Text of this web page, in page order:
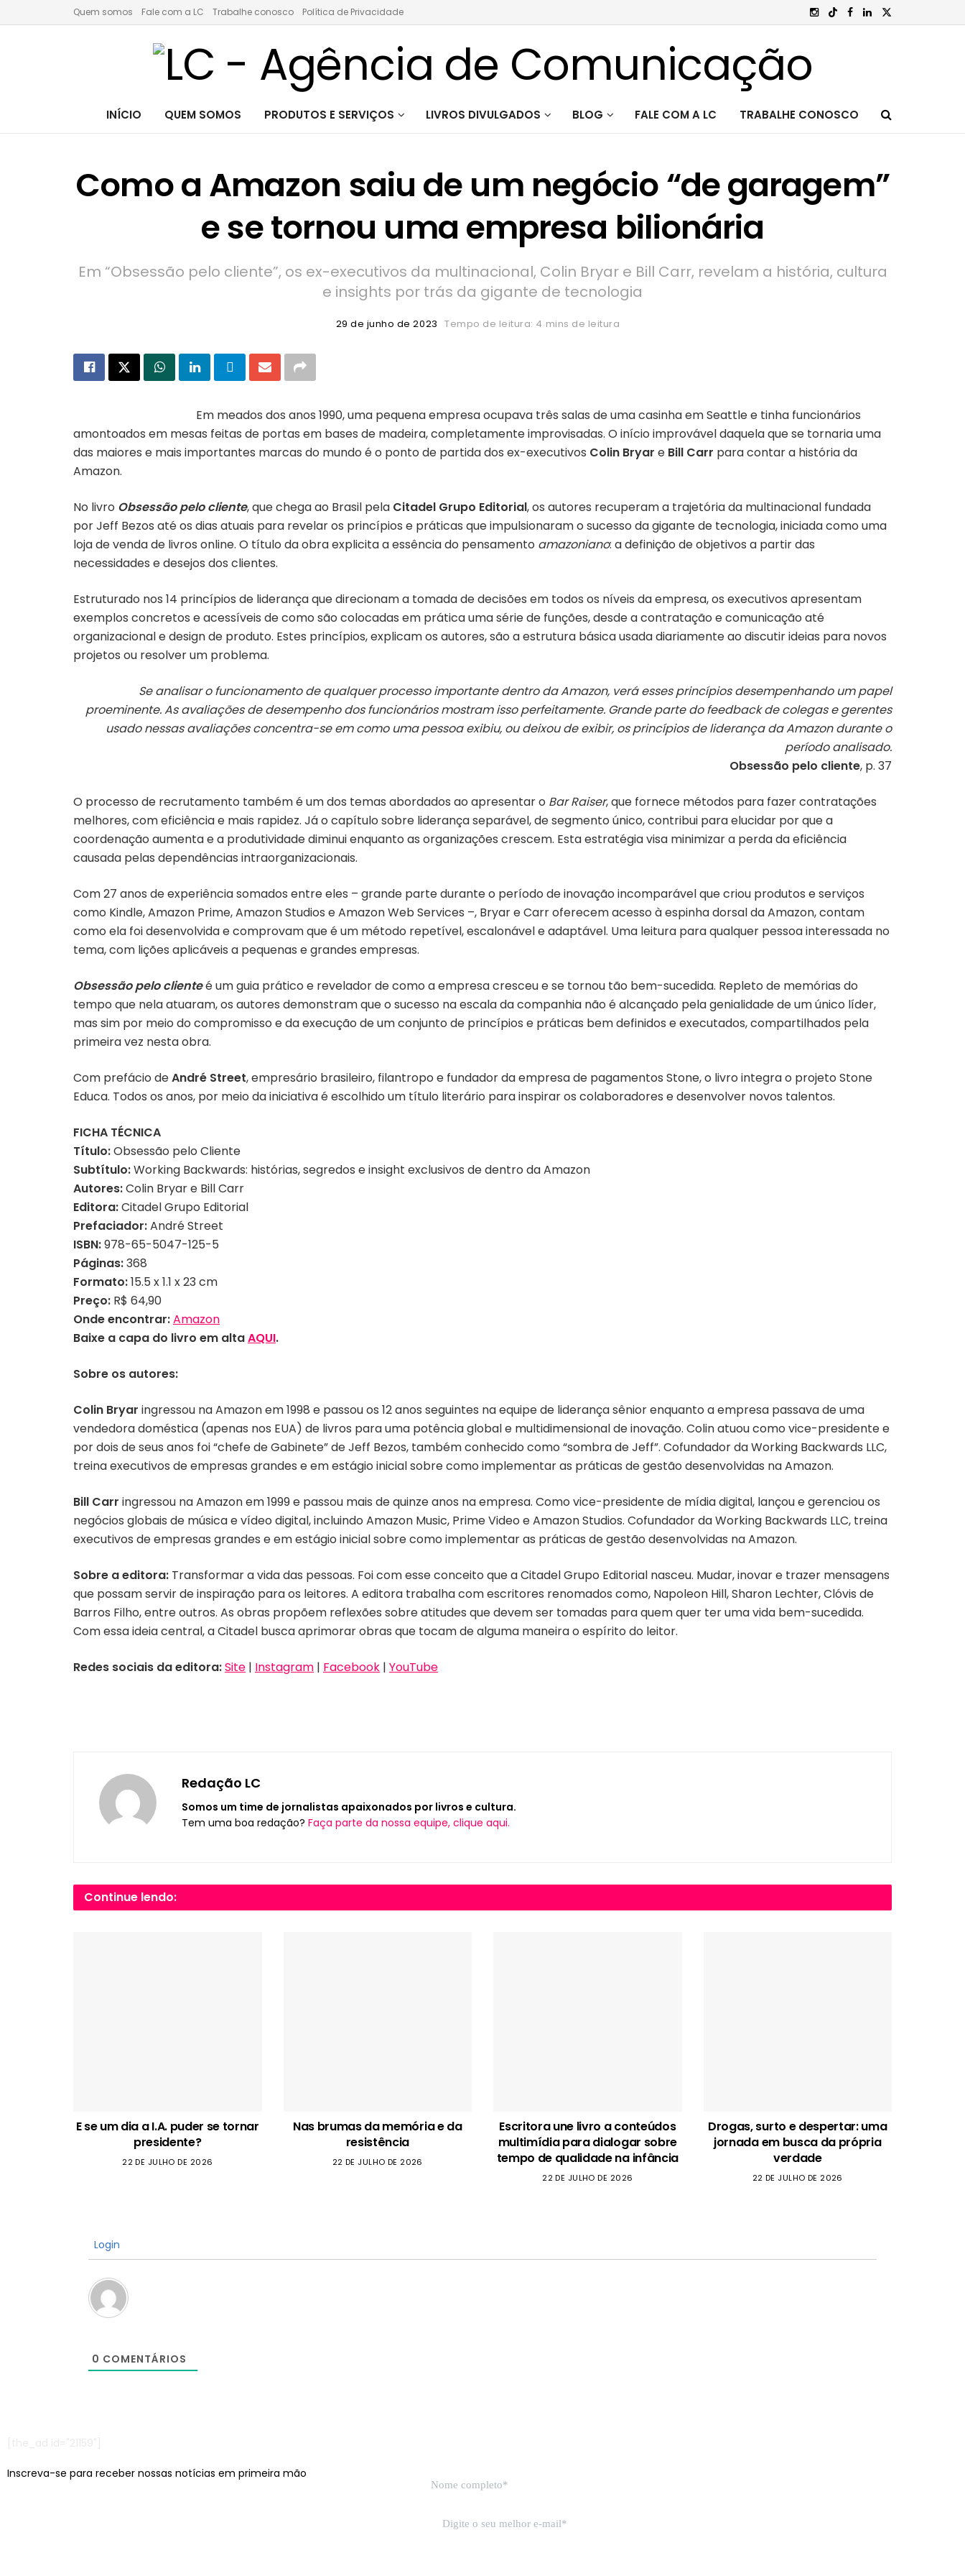
Quem somos Fale com a LC Trabalhe conosco Política de Privacidade
INÍCIO QUEM SOMOS PRODUTOS E SERVIÇOS LIVROS DIVULGADOS BLOG FALE COM A LC TRABALHE CONOSCO
Como a Amazon saiu de um negócio “de garagem”
e se tornou uma empresa bilionária
Em “Obsessão pelo cliente”, os ex-executivos da multinacional, Colin Bryar e Bill Carr, revelam a história, cultura
e insights por trás da gigante de tecnologia
29 de junho de 2023 Tempo de leitura: 4 mins de leitura
Em meados dos anos 1990, uma pequena empresa ocupava três salas de uma casinha em Seattle e tinha funcionários
amontoados em mesas feitas de portas em bases de madeira, completamente improvisadas. O início improvável daquela que se tornaria uma
das maiores e mais importantes marcas do mundo é o ponto de partida dos ex-executivos Colin Bryar e Bill Carr para contar a história da
Amazon.
No livro Obsessão pelo cliente, que chega ao Brasil pela Citadel Grupo Editorial, os autores recuperam a trajetória da multinacional fundada
por Jeff Bezos até os dias atuais para revelar os princípios e práticas que impulsionaram o sucesso da gigante de tecnologia, iniciada como uma
loja de venda de livros online. O título da obra explicita a essência do pensamento amazoniano: a definição de objetivos a partir das
necessidades e desejos dos clientes.
Estruturado nos 14 princípios de liderança que direcionam a tomada de decisões em todos os níveis da empresa, os executivos apresentam
exemplos concretos e acessíveis de como são colocadas em prática uma série de funções, desde a contratação e comunicação até
organizacional e design de produto. Estes princípios, explicam os autores, são a estrutura básica usada diariamente ao discutir ideias para novos
projetos ou resolver um problema.
Se analisar o funcionamento de qualquer processo importante dentro da Amazon, verá esses princípios desempenhando um papel
proeminente. As avaliações de desempenho dos funcionários mostram isso perfeitamente. Grande parte do feedback de colegas e gerentes
usado nessas avaliações concentra-se em como uma pessoa exibiu, ou deixou de exibir, os princípios de liderança da Amazon durante o
período analisado.
Obsessão pelo cliente, p. 37
O processo de recrutamento também é um dos temas abordados ao apresentar o Bar Raiser, que fornece métodos para fazer contratações
melhores, com eficiência e mais rapidez. Já o capítulo sobre liderança separável, de segmento único, contribui para elucidar por que a
coordenação aumenta e a produtividade diminui enquanto as organizações crescem. Esta estratégia visa minimizar a perda da eficiência
causada pelas dependências intraorganizacionais.
Com 27 anos de experiência somados entre eles – grande parte durante o período de inovação incomparável que criou produtos e serviços
como Kindle, Amazon Prime, Amazon Studios e Amazon Web Services –, Bryar e Carr oferecem acesso à espinha dorsal da Amazon, contam
como ela foi desenvolvida e comprovam que é um método repetível, escalonável e adaptável. Uma leitura para qualquer pessoa interessada no
tema, com lições aplicáveis a pequenas e grandes empresas.
Obsessão pelo clienteé um guia prático e revelador de como a empresa cresceu e se tornou tão bem-sucedida. Repleto de memórias do
tempo que nela atuaram, os autores demonstram que o sucesso na escala da companhia não é alcançado pela genialidade de um único líder,
mas sim por meio do compromisso e da execução de um conjunto de princípios e práticas bem definidos e executados, compartilhados pela
primeira vez nesta obra.
Com prefácio deAndré Street, empresário brasileiro, filantropo e fundador da empresa de pagamentos Stone, o livro integra o projeto Stone
Educa. Todos os anos, por meio da iniciativa é escolhido um título literário para inspirar os colaboradores e desenvolver novos talentos.
FICHA TÉCNICA
Título:Obsessão pelo Cliente
Subtítulo:Working Backwards: histórias, segredos e insight exclusivos de dentro da Amazon
Autores:Colin Bryar e Bill Carr
Editora:Citadel Grupo Editorial
Prefaciador:André Street
ISBN:978-65-5047-125-5
Páginas:368
Formato:15.5 x 1.1 x 23 cm
Preço: R$ 64,90
Onde encontrar:Amazon
Baixe a capa do livro em altaAQUI.
Sobre os autores:
Colin Bryar ingressou na Amazon em 1998 e passou os 12 anos seguintes na equipe de liderança sênior enquanto a empresa passava de uma
vendedora doméstica (apenas nos EUA) de livros para uma potência global e multidimensional de inovação. Colin atuou como vice-presidente e
por dois de seus anos foi “chefe de Gabinete” de Jeff Bezos, também conhecido como “sombra de Jeff”. Cofundador da Working Backwards LLC,
treina executivos de empresas grandes e em estágio inicial sobre como implementar as práticas de gestão desenvolvidas na Amazon.
Bill Carr ingressou na Amazon em 1999 e passou mais de quinze anos na empresa. Como vice-presidente de mídia digital, lançou e gerenciou os
negócios globais de música e vídeo digital, incluindo Amazon Music, Prime Video e Amazon Studios. Cofundador da Working Backwards LLC, treina
executivos de empresas grandes e em estágio inicial sobre como implementar as práticas de gestão desenvolvidas na Amazon.
Sobre a editora: Transformar a vida das pessoas. Foi com esse conceito que a Citadel Grupo Editorial nasceu. Mudar, inovar e trazer mensagens
que possam servir de inspiração para os leitores. A editora trabalha com escritores renomados como, Napoleon Hill, Sharon Lechter, Clóvis de
Barros Filho, entre outros. As obras propõem reflexões sobre atitudes que devem ser tomadas para quem quer ter uma vida bem-sucedida.
Com essa ideia central, a Citadel busca aprimorar obras que tocam de alguma maneira o espírito do leitor.
Redes sociais da editora:Site | Instagram | Facebook | YouTube
Redação LC
Somos um time de jornalistas apaixonados por livros e cultura.
Tem uma boa redação? Faça parte da nossa equipe, clique aqui.
Continue lendo:
E se um dia a I.A. puder se tornar
presidente?
22 DE JULHO DE 2026
Nas brumas da memória e da
resistência
22 DE JULHO DE 2026
Escritora une livro a conteúdos
multimídia para dialogar sobre
tempo de qualidade na infância
22 DE JULHO DE 2026
Drogas, surto e despertar: uma
jornada em busca da própria
verdade
22 DE JULHO DE 2026
Login
0 COMENTÁRIOS
Inscreva-se para receber nossas notícias em primeira mão